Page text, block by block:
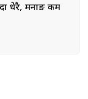
धेरै, मनाङ कम